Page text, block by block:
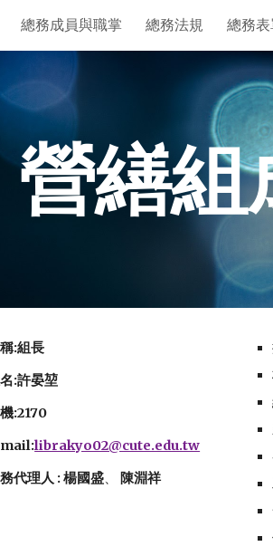
Skip to main content
總務成員與職掌 總務法規 總務
營繕組
:組長
:許晏堃
:2170
librakyo02@cute.edu.tw
代理人 : 楊國盛、 陳淵祥